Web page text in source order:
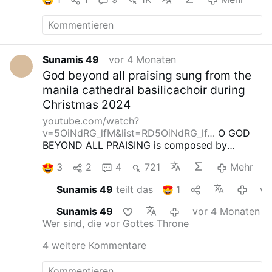
Sunamis 49 vor 4 Monaten
God beyond all praising sung from the
manila cathedral basilicachoir during
Christmas 2024
youtube.com/watch?
v=5OiNdRG_lfM&list=RD5OiNdRG_lf… O GOD
BEYOND ALL PRAISING is composed by
performed by the Manila Cathedral Basilica
Choir during the Christmas Mass 2024
serves as the Offertory Song Lyrics:
O God
beyond all praising, we worship you today
and
sing the love amazing
that songs cannot repay;
for we can only wonder at every gift you send,
at blessings without number
wait upon your word,
3 2 4 721
Mehr
Sunamis 49 teilt das 1
Sunamis 49
vor 4 Monaten
Wer sind, die vor Gottes Throne
4 weitere Kommentare